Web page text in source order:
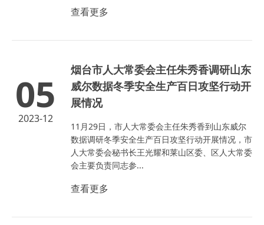
查看更多
05
2023-12
烟台市人大常委会主任朱秀香调研山东
威尔数据冬季安全生产百日攻坚行动开
展情况
11月29日，市人大常委会主任朱秀香到山东威尔
数据调研冬季安全生产百日攻坚行动开展情况，市
人大常委会秘书长王光耀和莱山区委、区人大常委
会主要负责同志参...
查看更多